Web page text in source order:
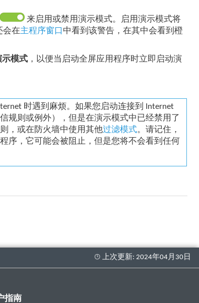
来启用或禁用演示模式。启用演示模式将
会在主程序窗口 中看到该警告，在其中会看到橙
示模式 ，以便当启动全屏应用程序时立即启动演
时遇到麻烦。如果您启动连接到 Internet
规则或例外），但是在演示模式中已经禁用了
，或在防火墙中使用其他过滤模式。请记住，
序，它可能会被阻止，但是您将不会看到任何
指南